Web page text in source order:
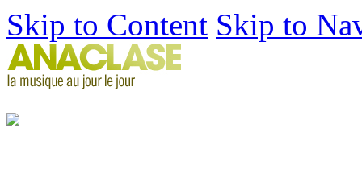
Skip to Content Skip to